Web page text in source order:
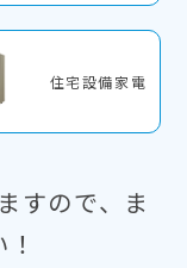
住宅設備家電
すので、ま